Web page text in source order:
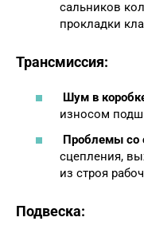
сальников
прокладки
Трансмиссия:
Шум в
износом
Проблемы со
сцепления,
из строя
Подвеска: